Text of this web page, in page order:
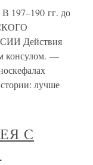
гг. до
Действия
консулом. —
лучше
С